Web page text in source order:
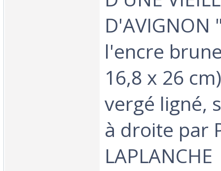
D'AVIGNON
l'encre
16,8 x 26
vergé ligné,
à droite par
LAPLANCHE‎